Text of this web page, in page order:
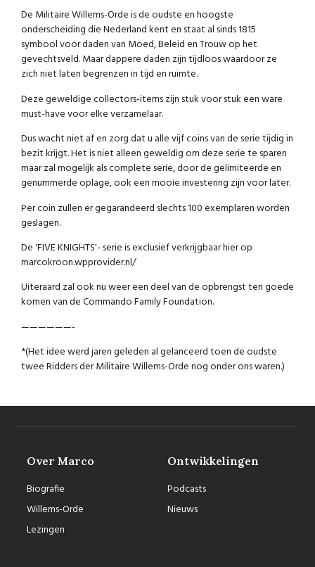
De Militaire Willems-Orde is de oudste en hoogste
onderscheiding die Nederland kent en staat al sinds 1815
symbool voor daden van Moed, Beleid en Trouw op het
gevechtsveld. Maar dappere daden zijn tijdloos waardoor ze
zich niet laten begrenzen in tijd en ruimte.
Deze geweldige collectors-items zijn stuk voor stuk een ware
must-have voor elke verzamelaar.
Dus wacht niet af en zorg dat u alle vijf coins van de serie tijdig in
bezit krijgt. Het is niet alleen geweldig om deze serie te sparen
maar zal mogelijk als complete serie, door de gelimiteerde en
genummerde oplage, ook een mooie investering zijn voor later.
Per coin zullen er gegarandeerd slechts 100 exemplaren worden
geslagen.
De 'FIVE KNIGHTS'- serie is exclusief verkrijgbaar hier op
marcokroon.wpprovider.nl/
Uiteraard zal ook nu weer een deel van de opbrengst ten goede
komen van de Commando Family Foundation.
——————-
*(Het idee werd jaren geleden al gelanceerd toen de oudste
twee Ridders der Militaire Willems-Orde nog onder ons waren.)
Over Marco
Biografie
Willems-Orde
Lezingen
Ontwikkelingen
Podcasts
Nieuws